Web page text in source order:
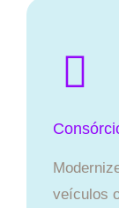
veículos